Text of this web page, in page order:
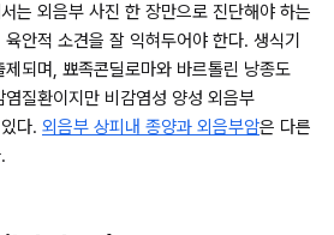
는 외음부 사진 한 장만으로 진단해야 하는
안적 소견을 잘 익혀두어야 한다. 생식기
되며, 뾰족콘딜로마와 바르톨린 낭종도
질환이지만 비감염성 양성 외음부
다. 외음부 상피내 종양과 외음부암은 다른